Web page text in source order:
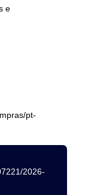
e
pt-
2026-